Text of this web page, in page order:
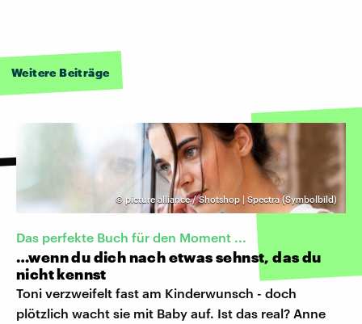
Weitere Beiträge
© picture alliance / Shotshop | Spectra (Symbolbild)
Das perfekte Buch für den Moment ...
…wenn du dich nach etwas sehnst, das du
nicht kennst
Toni verzweifelt fast am Kinderwunsch - doch
plötzlich wacht sie mit Baby auf. Ist das real? Anne